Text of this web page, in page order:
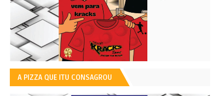
A PIZZA QUE ITU CONSAGROU